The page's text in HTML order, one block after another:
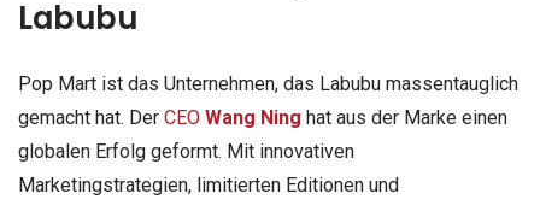
Labubu
Pop Mart ist das Unternehmen, das Labubu massentauglich
gemacht hat. Der CEO Wang Ning hat aus der Marke einen
globalen Erfolg geformt. Mit innovativen
Marketingstrategien, limitierten Editionen und